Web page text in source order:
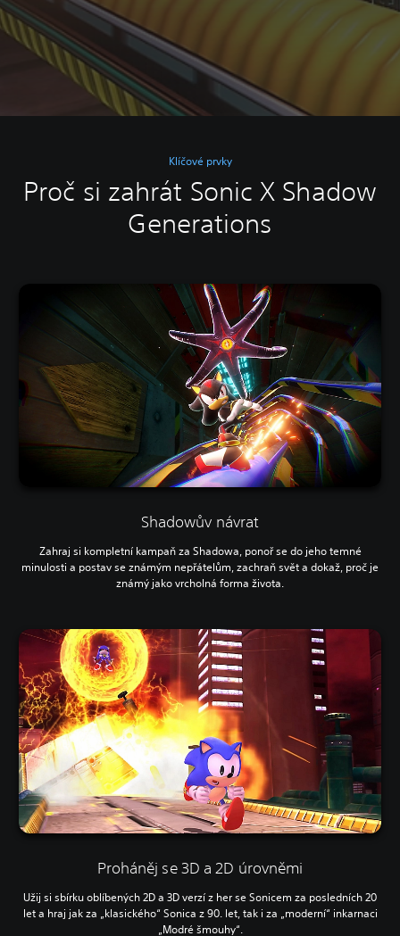
Klíčové prvky
Proč si zahrát Sonic X Shadow
Generations
Shadowův návrat
Zahraj si kompletní kampaň za Shadowa, ponoř se do jeho temné
minulosti a postav se známým nepřátelům, zachraň svět a dokaž, proč je
známý jako vrcholná forma života.
Proháněj se 3D a 2D úrovněmi
Užij si sbírku oblíbených 2D a 3D verzí z her se Sonicem za posledních 20
let a hraj jak za „klasického“ Sonica z 90. let, tak i za „moderní“ inkarnaci
„Modré šmouhy“.